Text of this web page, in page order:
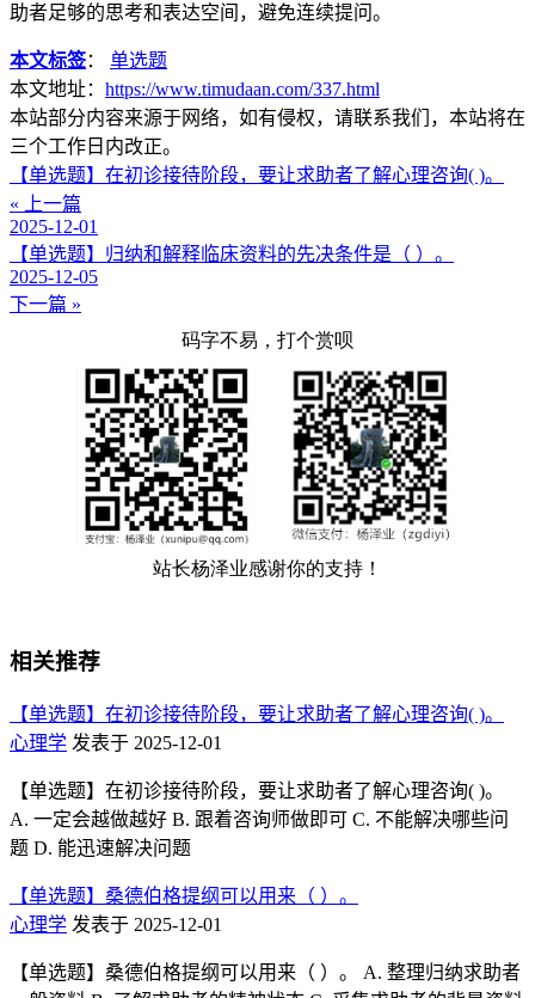
助者足够的思考和表达空间，避免连续提问。
本文标签： 单选题
本文地址： https://www.timudaan.com/337.html
本站部分内容来源于网络，如有侵权，请联系我们，本站将在
三个工作日内改正。
【单选题】在初诊接待阶段，要让求助者了解心理咨询( )。
« 上一篇
2025-12-01
【单选题】归纳和解释临床资料的先决条件是（ ）。
2025-12-05
下一篇 »
相关推荐
【单选题】在初诊接待阶段，要让求助者了解心理咨询( )。
心理学 发表于 2025-12-01
【单选题】在初诊接待阶段，要让求助者了解心理咨询( )。
A. 一定会越做越好 B. 跟着咨询师做即可 C. 不能解决哪些问
题 D. 能迅速解决问题
【单选题】桑德伯格提纲可以用来（ ）。
心理学 发表于 2025-12-01
【单选题】桑德伯格提纲可以用来（ ）。 A. 整理归纳求助者